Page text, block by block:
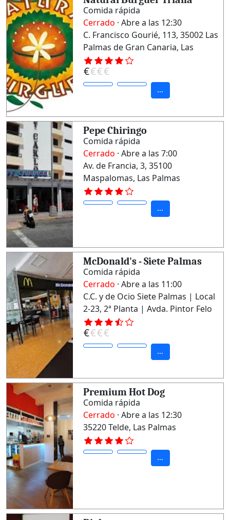
Comida rápida
Cerrado · Abre a las 12:30
C. Francisco Gourié, 113, 35002 Las
Palmas de Gran Canaria, Las
Palmas
€€€€
...
Pepe Chiringo
Comida rápida
Cerrado · Abre a las 7:00
Av. de Francia, 3, 35100
Maspalomas, Las Palmas
...
McDonald's - Siete Palmas
Comida rápida
Cerrado · Abre a las 11:00
C.C. y de Ocio Siete Palmas | Local
2-23, 2ª Planta | Avda. Pintor Felo
Monzón Centro Comercial
Llobregat Centre, 35019 Las
Palmas de Gran Canaria, Las
€€€€
...
Premium Hot Dog
Comida rápida
Cerrado · Abre a las 12:30
35220 Telde, Las Palmas
...